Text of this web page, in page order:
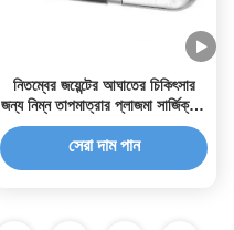
নিতম্বের জয়েন্টের আঘাতের চিকিৎসার
জন্য নিম্ন তাপমাত্রার প্লাজমা সার্জিক্যাল
ইন্সট্রুমেন্ট প্রোব
সেরা দাম পান